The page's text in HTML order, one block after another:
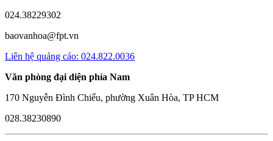
024.38229302
baovanhoa@fpt.vn
Liên hệ quảng cáo: 024.822.0036
Văn phòng đại diện phía Nam
170 Nguyễn Đình Chiểu, phường Xuân Hòa, TP HCM
028.38230890